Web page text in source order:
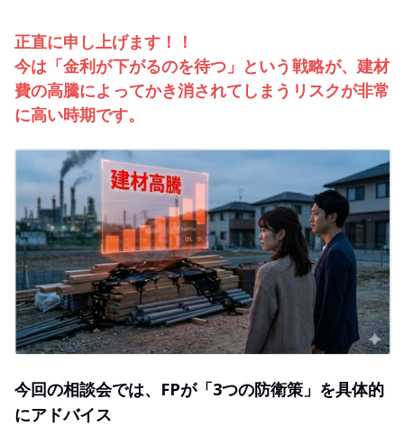
正直に申し上げます！！
今は「金利が下がるのを待つ」という戦略が、建材
費の高騰によってかき消されてしまうリスクが非常
に高い時期です。
今回の相談会では、FPが「3つの防衛策」を具体的
にアドバイス